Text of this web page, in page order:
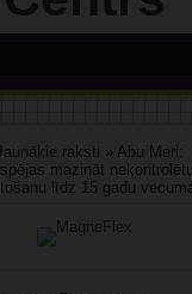
raksti » Abu Meri:
mazināt nekontrolētu
līdz 15 gadu